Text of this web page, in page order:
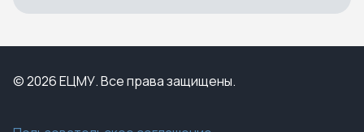
© 2026 ЕЦМУ. Все права защищены.